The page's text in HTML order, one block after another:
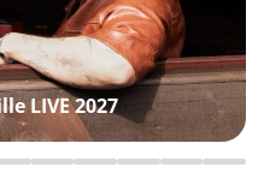
LIVE 2027